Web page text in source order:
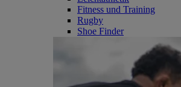
Fitness und Training
Rugby
Shoe Finder